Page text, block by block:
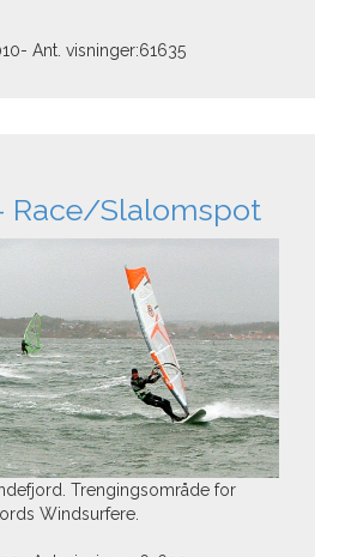
Ant. visninger:61635
Race/Slalomspot
Trengingsområde for
Windsurfere.